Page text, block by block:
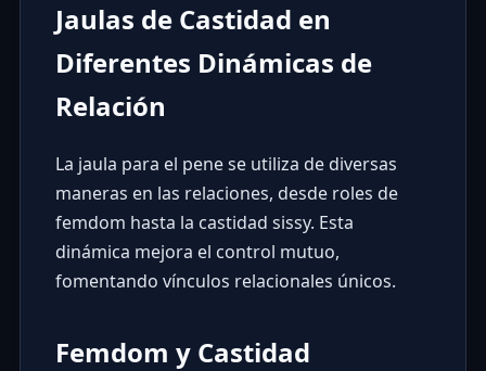
Jaulas de Castidad en
Diferentes Dinámicas de
Relación
La jaula para el pene se utiliza de diversas
maneras en las relaciones, desde roles de
femdom hasta la castidad sissy. Esta
dinámica mejora el control mutuo,
fomentando vínculos relacionales únicos.
Femdom y Castidad